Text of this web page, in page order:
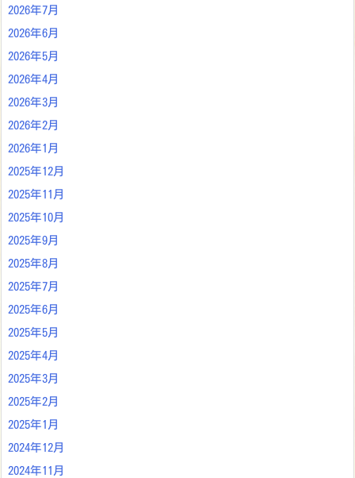
2026年7月
2026年6月
2026年5月
2026年4月
2026年3月
2026年2月
2026年1月
2025年12月
2025年11月
2025年10月
2025年9月
2025年8月
2025年7月
2025年6月
2025年5月
2025年4月
2025年3月
2025年2月
2025年1月
2024年12月
2024年11月